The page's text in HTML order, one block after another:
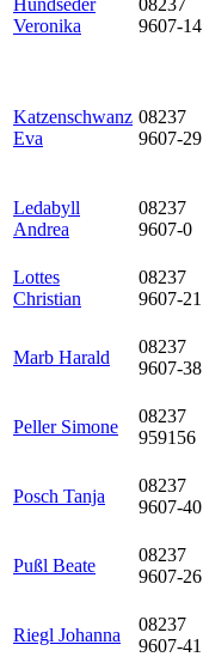
Hundseder
Veronika
08237
9607-14
Katzenschwanz
Eva
08237
9607-29
Ledabyll
Andrea
08237
9607-0
Lottes
Christian
08237
9607-21
Marb Harald
08237
9607-38
Peller Simone
08237
959156
Posch Tanja
08237
9607-40
Pußl Beate
08237
9607-26
Riegl Johanna
08237
9607-41